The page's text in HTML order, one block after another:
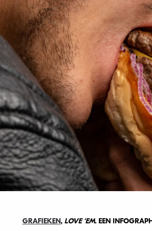
GRAFIEKEN, LOVE ‘EM. EEN